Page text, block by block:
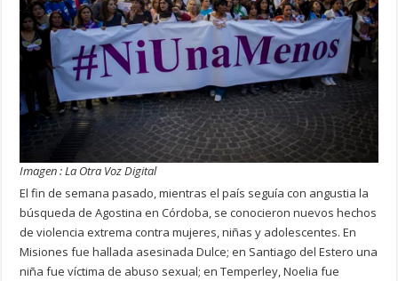
Imagen : La Otra Voz Digital
El fin de semana pasado, mientras el país seguía con angustia la
búsqueda de Agostina en Córdoba, se conocieron nuevos hechos
de violencia extrema contra mujeres, niñas y adolescentes. En
Misiones fue hallada asesinada Dulce; en Santiago del Estero una
niña fue víctima de abuso sexual; en Temperley, Noelia fue